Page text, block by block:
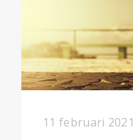
11 februari 2021